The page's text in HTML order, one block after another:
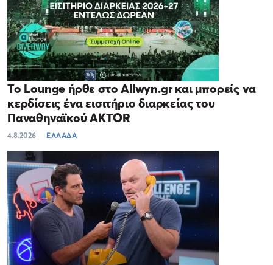
Το Lounge ήρθε στο Allwyn.gr και μπορείς να
κερδίσεις ένα εισιτήριο διαρκείας του
Παναθηναϊκού AKTOR
4.8.2026 ΕΛΛΑΔΑ